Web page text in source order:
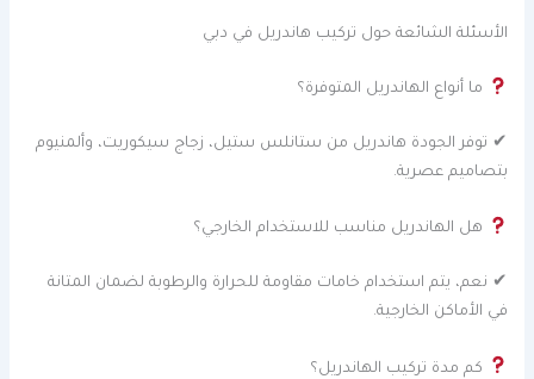
الأسئلة الشائعة حول تركيب هاندريل في دبي
ما أنواع الهاندريل المتوفرة؟
✔ توفر الجودة هاندريل من ستانلس ستيل، زجاج سيكوريت، وألمنيوم
بتصاميم عصرية.
هل الهاندريل مناسب للاستخدام الخارجي؟
✔ نعم، يتم استخدام خامات مقاومة للحرارة والرطوبة لضمان المتانة
في الأماكن الخارجية.
كم مدة تركيب الهاندريل؟